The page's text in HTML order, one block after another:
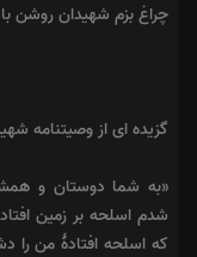
چراغ بزم شهیدان روشن
گزیده ای از وصیتنامه
«به شما دوستان و
شدم اسلحه بر زمین
که اسلحه افتادهٔ من